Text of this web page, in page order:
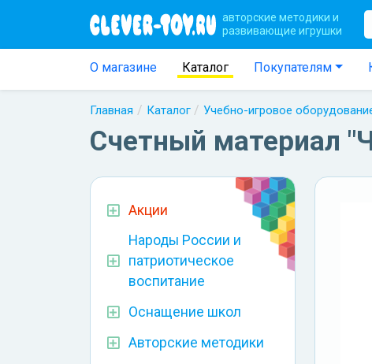
авторские методики и
развивающие игрушки
О магазине Каталог Покупателям
Главная Каталог Учебно-игровое
Счетный материал
Акции
Народы России и
патриотическое
воспитание
Оснащение школ
Авторские методики